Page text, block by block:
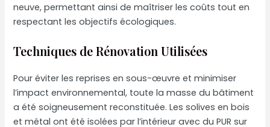
neuve, permettant ainsi de maîtriser les coûts tout en
respectant les objectifs écologiques.
Techniques de Rénovation Utilisées
Pour éviter les reprises en sous-œuvre et minimiser
l’impact environnemental, toute la masse du bâtiment
a été soigneusement reconstituée. Les solives en bois
et métal ont été isolées par l’intérieur avec du PUR sur